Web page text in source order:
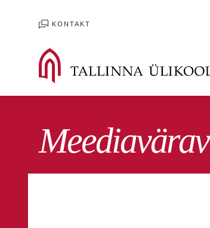
KONTAKT
Meediavärav